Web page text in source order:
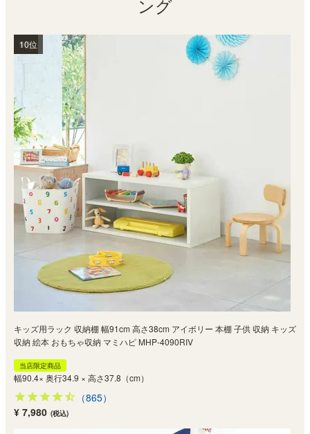
ング
キッズ用ラック 収納棚 幅91cm 高さ38cm アイボリー 本棚 子供 収納 キッズ
収納 絵本 おもちゃ収納 マミハピ MHP-4090RIV
当店限定商品
1位
幅90.4× 奥行34.9 × 高さ37.8（cm）
（865）
¥ 7,980 (税込)
2位
3位
4位
5位
6位
7位
8位
9位
10位